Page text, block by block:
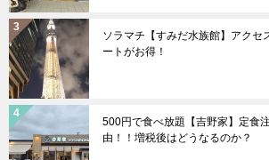
ソラマチ【すみだ水族館】アクセ
ートがお得！
500円で食べ放題【吉野家】定食
由！！増税後はどうなるのか？